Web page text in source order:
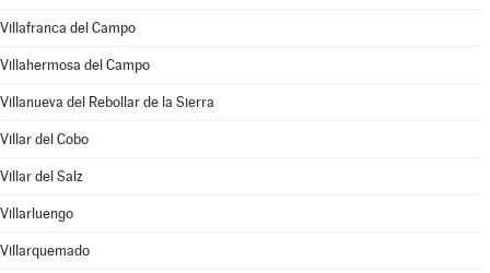
Villafranca del Campo
Villahermosa del Campo
Villanueva del Rebollar de la Sierra
Villar del Cobo
Villar del Salz
Villarluengo
Villarquemado